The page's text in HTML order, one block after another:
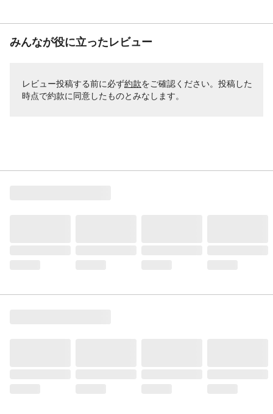
みんなが役に立ったレビュー
レビュー投稿する前に必ず約款をご確認ください。投稿した
時点で約款に同意したものとみなします。